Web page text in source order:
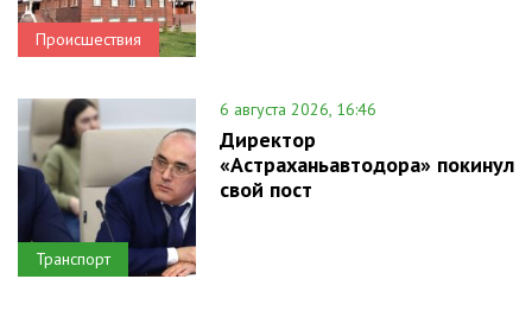
Происшествия
Транспорт
6 августа 2026, 16:46
Директор
«Астраханьавтодора» покинул
свой пост